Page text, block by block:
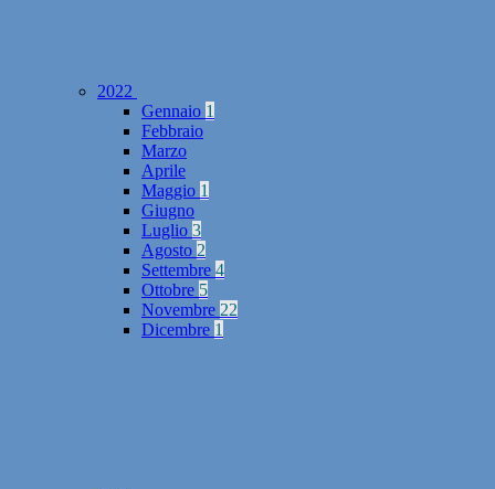
2022
Gennaio 1
Febbraio
Marzo
Aprile
Maggio 1
Giugno
Luglio 3
Agosto 2
Settembre 4
Ottobre 5
Novembre 22
Dicembre 1